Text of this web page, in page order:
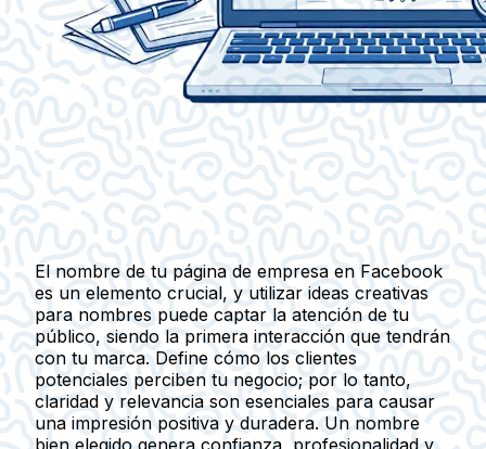
El nombre de tu página de empresa en Facebook
es un elemento crucial, y utilizar ideas creativas
para nombres puede captar la atención de tu
público, siendo la primera interacción que tendrán
con tu marca. Define cómo los clientes
potenciales perciben tu negocio; por lo tanto,
claridad y relevancia son esenciales para causar
una impresión positiva y duradera. Un nombre